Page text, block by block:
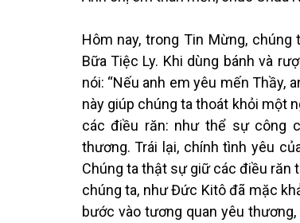
Hôm nay, trong Tin Mừng,
Bữa Tiệc Ly. Khi dùng bánh và
nói: “Nếu anh em yêu mến Thầy,
này giúp chúng ta thoát khỏi một
các điều răn: như thể sự công
thương. Trái lại, chính tình yêu
Chúng ta thật sự giữ các điều răn
chúng ta, như Đức Kitô đã mặc
bước vào tương quan yêu